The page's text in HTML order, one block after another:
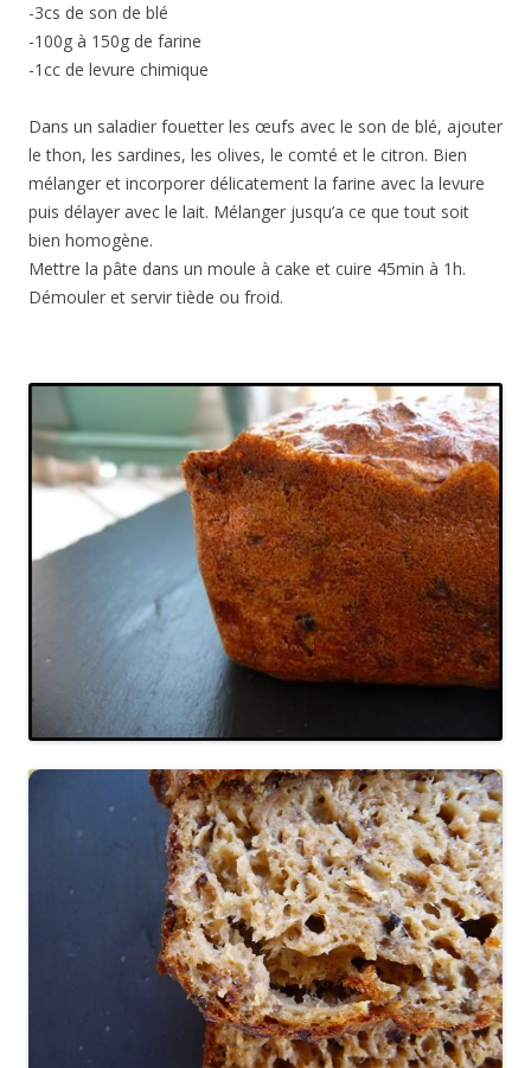
-3cs de son de blé
-100g à 150g de farine
-1cc de levure chimique
Dans un saladier fouetter les œufs avec le son de blé, ajouter
le thon, les sardines, les olives, le comté et le citron. Bien
mélanger et incorporer délicatement la farine avec la levure
puis délayer avec le lait. Mélanger jusqu’a ce que tout soit
bien homogène.
Mettre la pâte dans un moule à cake et cuire 45min à 1h.
Démouler et servir tiède ou froid.